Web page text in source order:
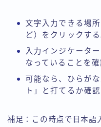
文字入力できる場
ど）をクリックする
入力インジケータ
なっていることを確
可能なら、ひらが
ト」と打てるか確
補足：この時点で日本語